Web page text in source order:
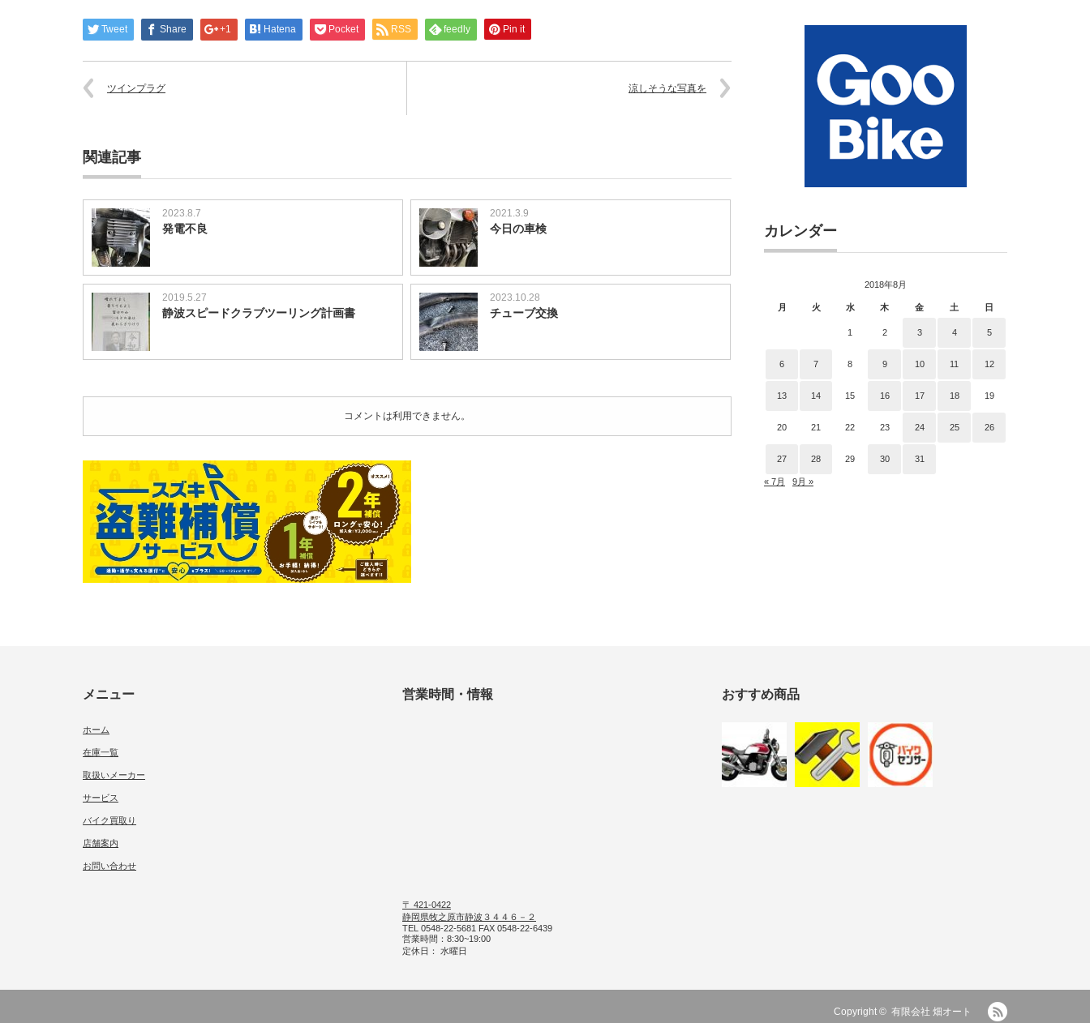
リ
ン
中
Tweet Share +1 Hatena Pocket RSS feedly Pin it
ツインプラグ 涼しそうな写真を
関連記事
2023.8.7
発電不良
2021.3.9
今日の車検
2019.5.27
静波スピードクラブツーリング計画書
2023.10.28
チューブ交換
コメントは利用できません。
カレンダー
2018年8月
月 火 水 木 金 土 日
1 2 3 4 5
6 7 8 9 10 11 12
13 14 15 16 17 18 19
20 21 22 23 24 25 26
27 28 29 30 31
« 7月 9月 »
メニュー
ホーム
在庫一覧
取扱いメーカー
サービス
バイク買取り
店舗案内
お問い合わせ
営業時間・情報
〒 421-0422
静岡県牧之原市静波３４４６－２
TEL 0548-22-5681 FAX 0548-22-6439
営業時間：8:30~19:00
定休日： 水曜日
おすすめ商品
Copyright © 有限会社 畑オート